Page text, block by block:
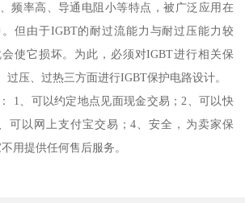
频率高、导通电阻小等特点，被广泛应用在
但由于IGBT的耐过流能力与耐过压能力较
使它损坏。为此，必须对IGBT进行相关保
过压、过热三方面进行IGBT保护电路设计。
1、可以约定地点见面现金交易；2、可以快
可以网上支付宝交易；4、安全，为卖家保
用提供任何售后服务。